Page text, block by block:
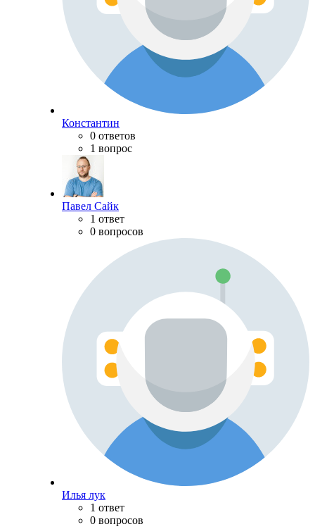
Константин
0 ответов
1 вопрос
Павел Сайк
1 ответ
0 вопросов
Илья лук
1 ответ
0 вопросов